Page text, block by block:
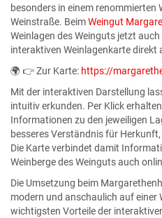
besonders in einem renommierten
Weinstraße. BeimWeingut
Weinlagen des Weinguts jetzt
interaktiven Weinlagenkarte direkt
🌍 👉 Zur Karte: https://
Mit der interaktiven Darstellung
intuitiv erkunden. Per Klick
Informationen zu den jeweiligen
besseres Verständnis für
Die Karte verbindet damit
Weinberge des Weinguts auch
Die Umsetzung beim
modern und anschaulich auf einer
wichtigsten Vorteile der